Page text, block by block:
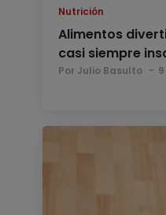
Nutrición
Alimentos
casi siempre
Por Julio Basulto